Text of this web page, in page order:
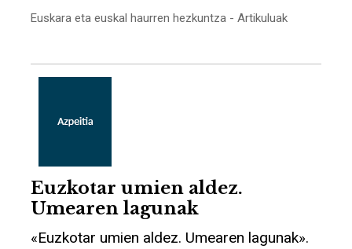
Euskara eta euskal haurren hezkuntza - Artikuluak
Euzkotar umien aldez.
Umearen lagunak
«Euzkotar umien aldez. Umearen lagunak».